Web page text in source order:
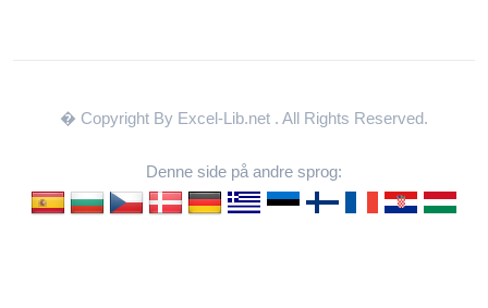
� Copyright By Excel-Lib.net . All Rights Reserved.
Denne side på andre sprog: